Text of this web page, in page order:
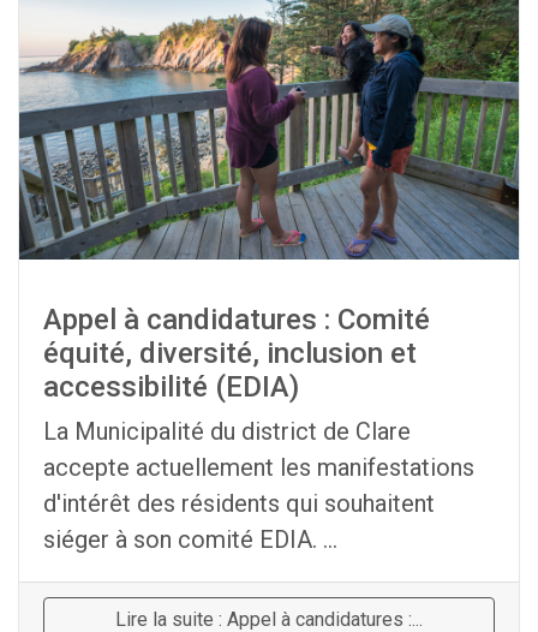
Appel à candidatures : Comité
équité, diversité, inclusion et
accessibilité (EDIA)
La Municipalité du district de Clare
accepte actuellement les manifestations
d'intérêt des résidents qui souhaitent
siéger à son comité EDIA. ...
Lire la suite : Appel à candidatures :...